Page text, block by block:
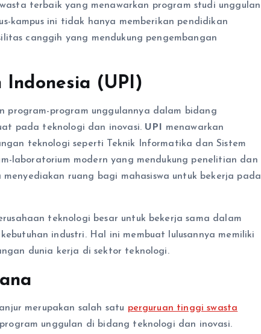
terbaik yang menawarkan program studi unggulan
kampus ini tidak hanya memberikan pendidikan
canggih yang mendukung pengembangan
Indonesia (UPI)
program-program unggulannya dalam bidang
pada teknologi dan inovasi. UPI
menawarkan
teknologi seperti Teknik Informatika dan Sistem
laboratorium modern yang mendukung penelitian dan
ruang bagi mahasiswa untuk bekerja pada
teknologi besar untuk bekerja sama dalam
industri. Hal ini membuat lulusannya memiliki
dunia kerja di sektor teknologi.
merupakan salah satu perguruan tinggi swasta
unggulan di bidang teknologi dan inovasi.